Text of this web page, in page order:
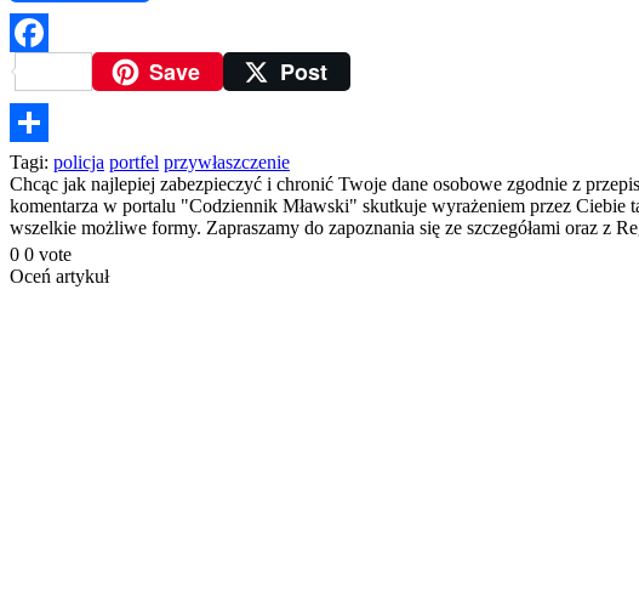
FacebookSave Post
Podziel
się
Tagi: policja portfel przywłaszczenie
Chcąc jak najlepiej zabezpieczyć i chronić Twoje dane osobowe zgodnie z
komentarza w portalu "Codziennik Mławski" skutkuje wyrażeniem przez
wszelkie możliwe formy. Zapraszamy do zapoznania się ze szczegółami oraz z
0 0 vote
Oceń artykuł